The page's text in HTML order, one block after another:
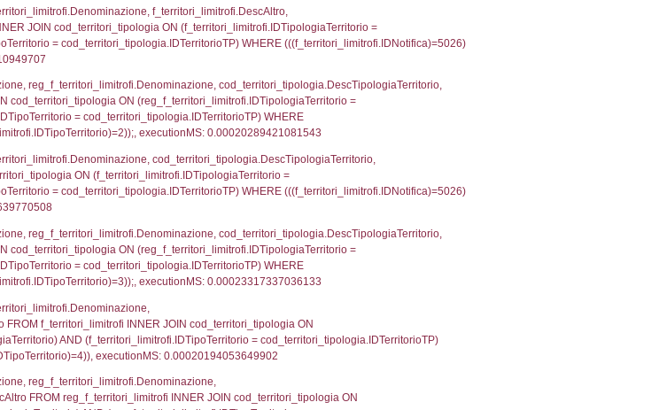
FROM a2_ruolipersonale a2rp INNER JOIN a2_personale a2p ON
executionMS: 0.00020289421081543
d1_controlli.IDEnte, d1_controlli.UntAmmTerr, d1_controlli.UffCompetente,
d1_controlli.Cap, d1_controlli.Email, d1_controlli.Pec FROM cod_ipa_aoo INNER
executionMS: 0.00026392936706543
WHERE IDNotifica=5026, executionMS: 0.00023007392883301
Autorita, StatoIspezione, DATE_FORMAT(DataApertura, '%d/%m/%Y') as
'%d/%m/%Y') as DataUltimoPIR FROM d3_ispezioni
FROM f_confini_stato INNER JOIN el_nazioni ON
0.00019001960754395
FROM reg_f_confini_stato INNER JOIN el_nazioni ON